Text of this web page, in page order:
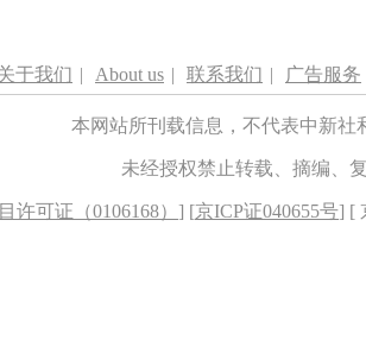
于我们 | About us | 联系我们 | 广告服务
本网站所刊载信息，不代表中新
未经授权禁止转载、摘编、
许可证（0106168） ] [京ICP证040655号] [